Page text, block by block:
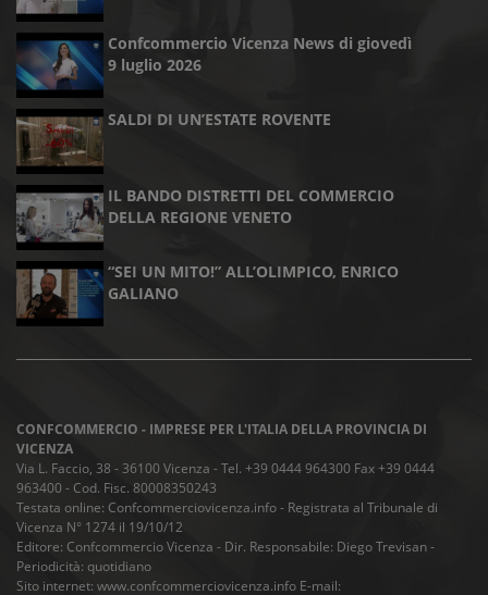
Confcommercio Vicenza News di giovedì
9 luglio 2026
SALDI DI UN’ESTATE ROVENTE
IL BANDO DISTRETTI DEL COMMERCIO
DELLA REGIONE VENETO
“SEI UN MITO!” ALL’OLIMPICO, ENRICO
GALIANO
CONFCOMMERCIO - IMPRESE PER L'ITALIA DELLA PROVINCIA DI
VICENZA
Via L. Faccio, 38 - 36100 Vicenza - Tel. +39 0444 964300 Fax +39 0444
963400 - Cod. Fisc. 80008350243
Testata online: Confcommerciovicenza.info - Registrata al Tribunale di
Vicenza N° 1274 il 19/10/12
Editore: Confcommercio Vicenza - Dir. Responsabile: Diego Trevisan -
Periodicità: quotidiano
Sito internet: www.confcommerciovicenza.info E-mail: